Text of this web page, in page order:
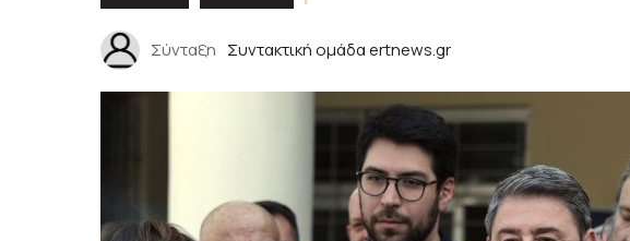
Σύνταξη Συντακτική ομάδα ertnews.gr